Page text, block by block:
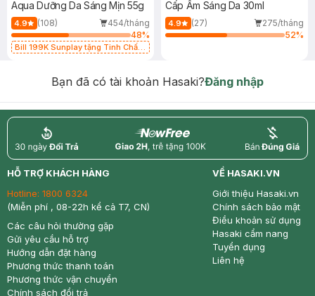
Aqua Dưỡng Da Sáng Mịn 55g
4.9 (108)
454/tháng
48%
Bill 199K Sunplay tặng Tinh Chất
Cấp Ẩm Sáng Da 30ml
4.9 (27)
275/tháng
52%
Bạn đã có tài khoản Hasaki?Đăng nhập
return nowfree price
HỖ TRỢ KHÁCH HÀNG
Hotline: 1800 6324
(Miễn phí , 08-22h kể cả T7, CN)
Các câu hỏi thường gặp
Gửi yêu cầu hỗ trợ
Hướng dẫn đặt hàng
Phương thức thanh toán
Phương thức vận chuyển
Chính sách đổi trả
VỀ HASAKI.VN
Giới thiệu Hasaki.vn
Chính sách bảo mật
Điều khoản sử dụng
Hasaki cẩm nang
Tuyển dụng
Liên hệ